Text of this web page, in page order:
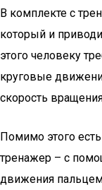
В комплекте с
который и
этого человеку
круговые
скорость
Помимо этого
тренажер – с
движения